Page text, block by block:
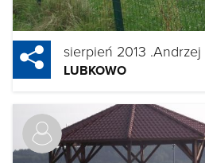
sierpień 2013 .Andrzej
LUBKOWO